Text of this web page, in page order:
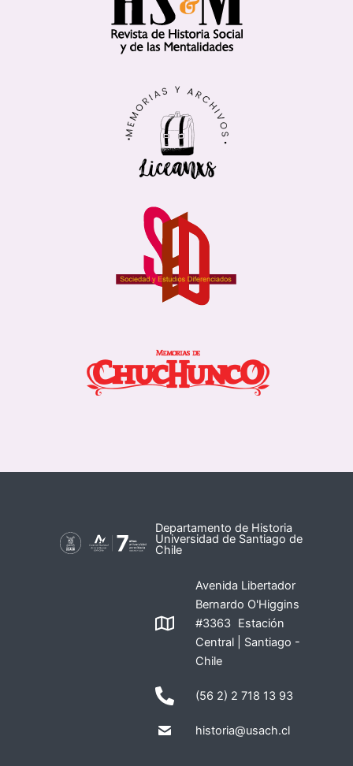
Departamento de Historia
Universidad de Santiago de
Chile
Avenida Libertador
Bernardo O'Higgins
#3363 Estación
Central | Santiago -
Chile
(56 2) 2 718 13 93
historia@usach.cl